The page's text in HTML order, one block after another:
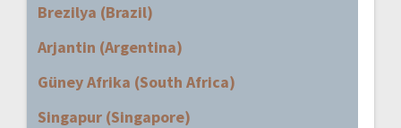
Brezilya (Brazil)
Arjantin (Argentina)
Güney Afrika (South Africa)
Singapur (Singapore)